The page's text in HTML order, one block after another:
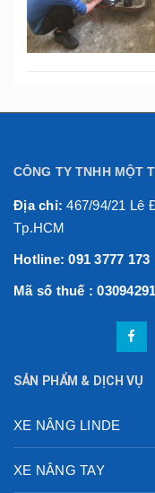
CÔNG TY TNHH MỘT
Địa chỉ:467/94/21 Lê
Tp.HCM
Hotline: 091 3777 173
Mã số thuế :
SẢN PHẨM & DỊCH VỤ
XE NÂNG LINDE
XE NÂNG TAY